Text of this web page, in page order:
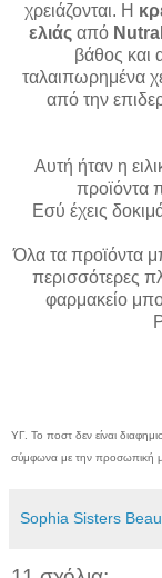
χρειάζονται. Η
ελιάς από
βάθος και
ταλαιπωρημένα
από την
Αυτή ήταν η
προϊόντα
Εσύ έχεις
Όλα τα προϊόντα
περισσότερες
φαρμακείο
ΥΓ. Το ποστ δεν είναι
σύμφωνα με την προσωπική
Sophia Sisters